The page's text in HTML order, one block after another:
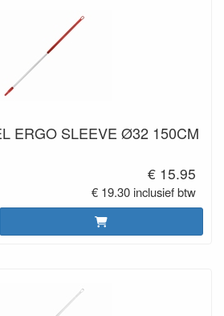
ERGO SLEEVE Ø32 150CM
€ 15.95
€ 19.30 inclusief btw